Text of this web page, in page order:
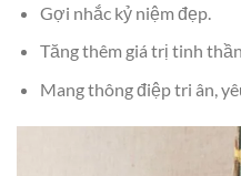
Gợi nhắc kỷ niệm đẹp.
Tăng thêm giá trị tinh
Mang thông điệp tri ân,